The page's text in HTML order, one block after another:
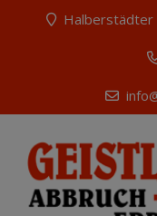
Halberstädter